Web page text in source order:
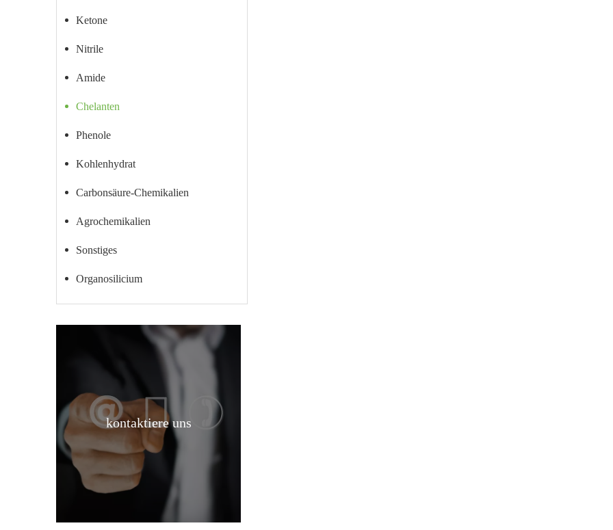
Ketone
Nitrile
Amide
Chelanten
Phenole
Kohlenhydrat
Carbonsäure-Chemikalien
Agrochemikalien
Sonstiges
Organosilicium
kontaktiere uns